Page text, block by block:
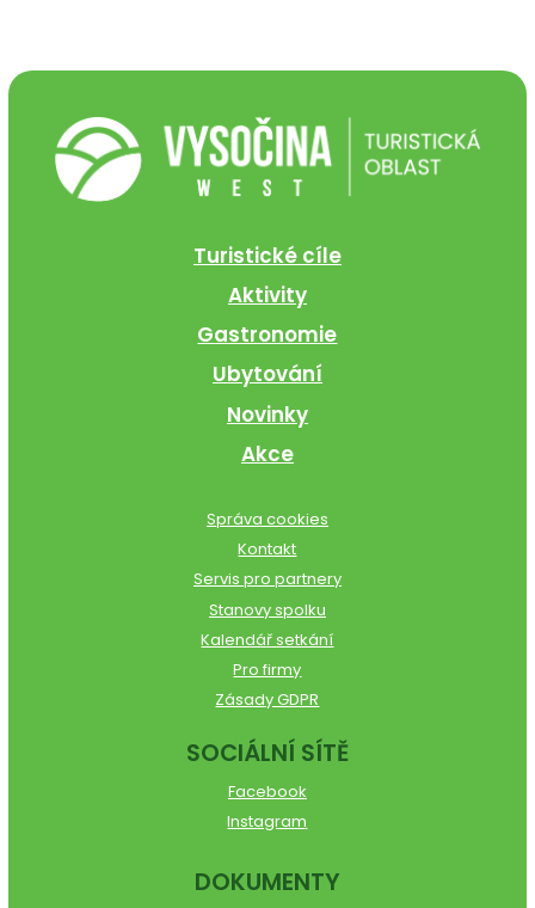
Turistické cíle
Aktivity
Gastronomie
Ubytování
Novinky
Akce
Správa cookies
Kontakt
Servis pro partnery
Stanovy spolku
Kalendář setkání
Pro firmy
Zásady GDPR
SOCIÁLNÍ SÍTĚ
Facebook
Instagram
DOKUMENTY